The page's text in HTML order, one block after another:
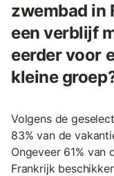
zwembad in
een verblijf
eerder voor
kleine
Volgens de
83% van de
Ongeveer 61% van
Frankrijk